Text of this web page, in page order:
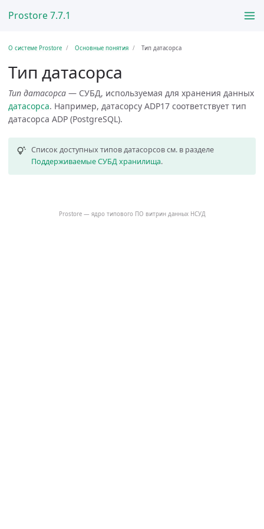
Prostore 7.7.1
Prostore — ядро типового ПО витрин данных НСУД
О системе Prostore Основные понятия Тип датасорса
Тип датасорса
Тип датасорса — СУБД, используемая для хранения данных
датасорса. Например, датасорсу ADP17 соответствует тип
датасорса ADP (PostgreSQL).
Список доступных типов датасорсов см. в разделе
Поддерживаемые СУБД хранилища.